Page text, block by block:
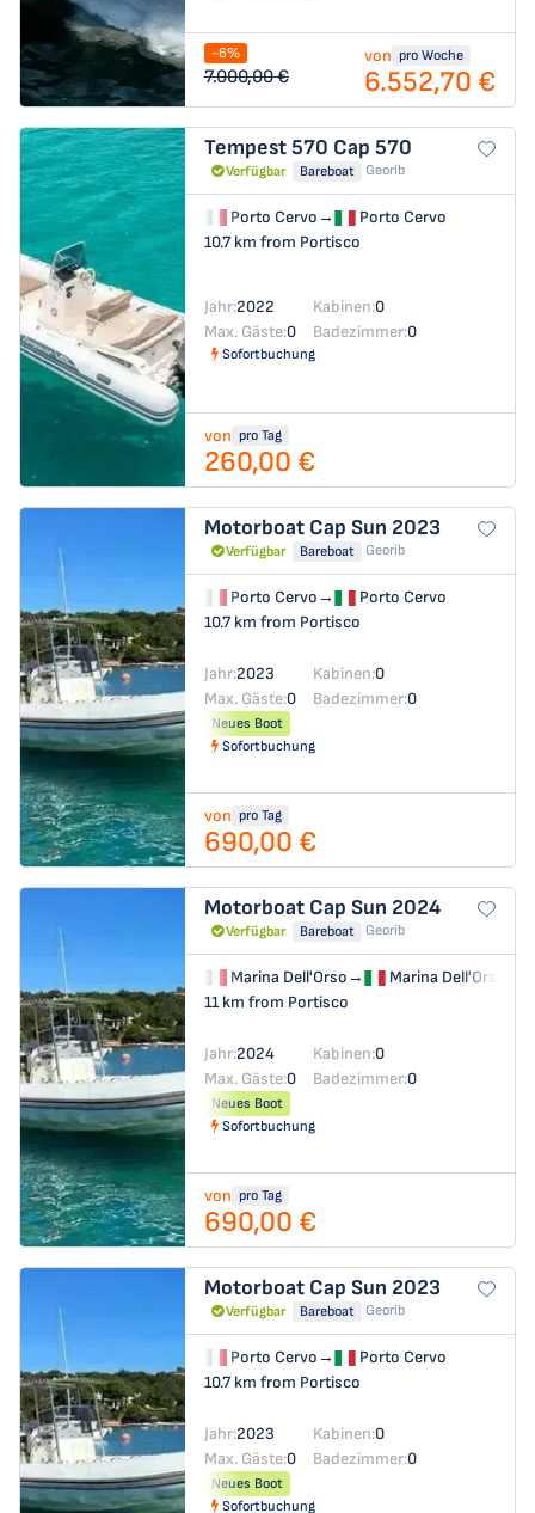
-6%
7.000,00 €
von pro Woche
6.552,70 €
Tempest 570 Cap 570
Verfügbar Bareboat Georib
Porto Cervo→
Porto Cervo
10.7 km from Portisco
Jahr:2022 Kabinen:0
Max. Gäste:0 Badezimmer:0
Sofortbuchung
von pro Tag
260,00 €
Motorboat Cap Sun 2023
Verfügbar Bareboat Georib
Porto Cervo→
Porto Cervo
10.7 km from Portisco
Jahr:2023 Kabinen:0
Max. Gäste:0 Badezimmer:0
Neues Boot
Sofortbuchung
von pro Tag
690,00 €
Motorboat Cap Sun 2024
Verfügbar Bareboat Georib
Marina Dell'Orso→
Marina Dell'Orso
11 km from Portisco
Jahr:2024 Kabinen:0
Max. Gäste:0 Badezimmer:0
Neues Boot
Sofortbuchung
von pro Tag
690,00 €
Motorboat Cap Sun 2023
Verfügbar Bareboat Georib
Porto Cervo→
Porto Cervo
10.7 km from Portisco
Jahr:2023 Kabinen:0
Max. Gäste:0 Badezimmer:0
Neues Boot
Sofortbuchung